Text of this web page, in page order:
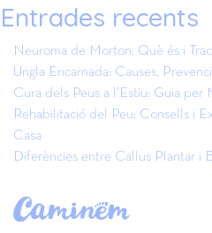
Entrades recents
Neuroma de Morton: Què és i
Ungla Encarnada: Causes,
Cura dels Peus a l’Estiu: Guia per
Rehabilitació del Peu: Consells i
Casa
Diferències entre Callus Plantar i